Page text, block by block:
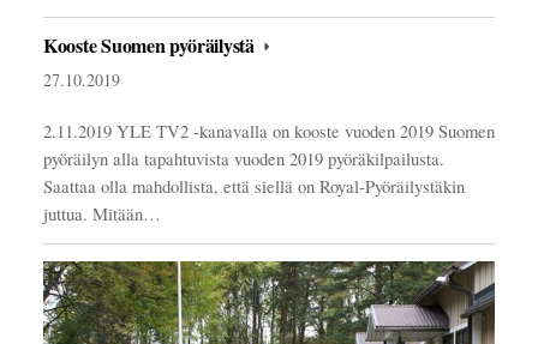
Kooste Suomen pyöräilystä
27.10.2019
2.11.2019 YLE TV2 -kanavalla on kooste vuoden 2019 Suomen
pyöräilyn alla tapahtuvista vuoden 2019 pyöräkilpailusta.
Saattaa olla mahdollista, että siellä on Royal-Pyöräilystäkin
juttua. Mitään…